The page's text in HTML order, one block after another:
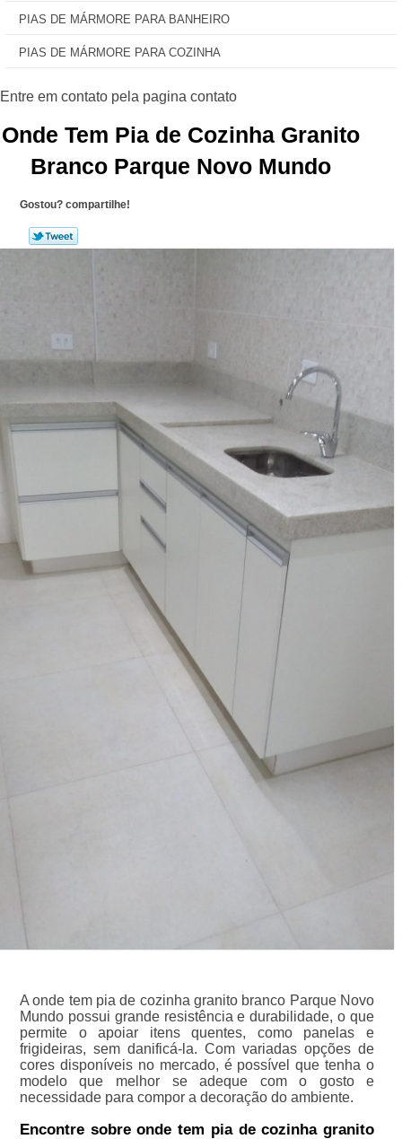
PIAS DE MÁRMORE PARA BANHEIRO
PIAS DE MÁRMORE PARA COZINHA
Onde Tem Pia de Cozinha Granito
Branco Parque Novo Mundo
Gostou? compartilhe!
A onde tem pia de cozinha granito branco Parque Novo
Mundo possui grande resistência e durabilidade, o que
permite o apoiar itens quentes, como panelas e
frigideiras, sem danificá-la. Com variadas opções de
cores disponíveis no mercado, é possível que tenha o
modelo que melhor se adeque com o gosto e
necessidade para compor a decoração do ambiente.
Encontre sobre onde tem pia de cozinha granito